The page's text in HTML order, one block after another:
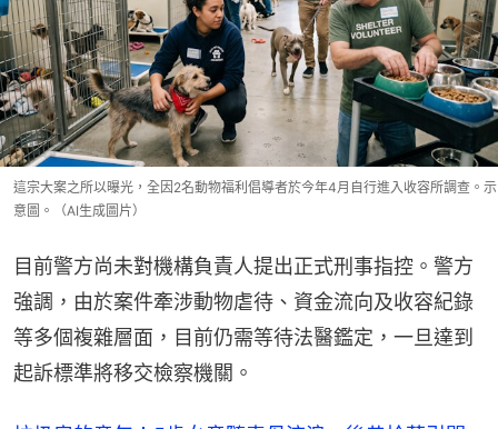
這宗大案之所以曝光，全因2名動物福利倡導者於今年4月自行進入收容所調查。示
意圖。（AI生成圖片）
目前警方尚未對機構負責人提出正式刑事指控。警方
強調，由於案件牽涉動物虐待、資金流向及收容紀錄
等多個複雜層面，目前仍需等待法醫鑑定，一旦達到
起訴標準將移交檢察機關。